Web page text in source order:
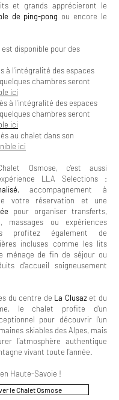
et grands apprécieront le
de ping-pong ou encore le
est disponible pour des
à l'intégralité des espaces
chambres seront
ici
à l'intégralité des espaces
chambres seront
ici
au chalet dans son
ici
Osmose, c’est aussi
LLA Selections :
, accompagnement à
votre réservation et une
pour organiser transferts,
massages ou expériences
profitez également de
incluses comme les lits
ménage de fin de séjour ou
d’accueil soigneusement
du centre de La Clusazet du
le chalet profite d’un
pour découvrir l’un
skiables des Alpes, mais
l’atmosphère authentique
vivant toute l’année.
Haute-Savoie !
le Chalet Osmose